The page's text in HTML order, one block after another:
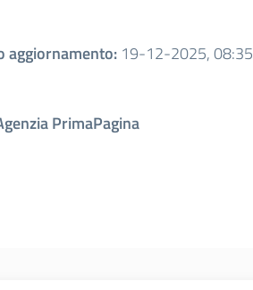
aggiornamento: 19-12-2025, 08:35
PrimaPagina